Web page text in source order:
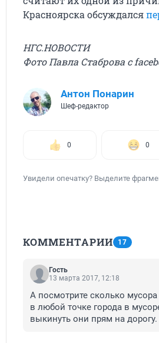
Красноярска обсуждался
НГС.НОВОСТИ
Фото Павла Стаброва с
Антон Понарин
Шеф-редактор
0 0
Увидели опечатку? Выделите
КОММЕНТАРИИ 17
Гость
13 марта 2017, 12:18
А посмотрите сколько
в любой точке города в
выкинуть они прям на